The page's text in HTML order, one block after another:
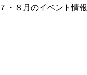
７・８月のイベント情報